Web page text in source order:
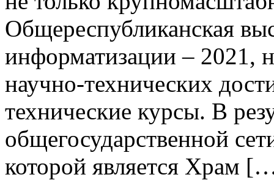
Общереспубликанская
информатизации – 2021,
научно-технических
технические курсы. В
общегосударственной
которой является Храм